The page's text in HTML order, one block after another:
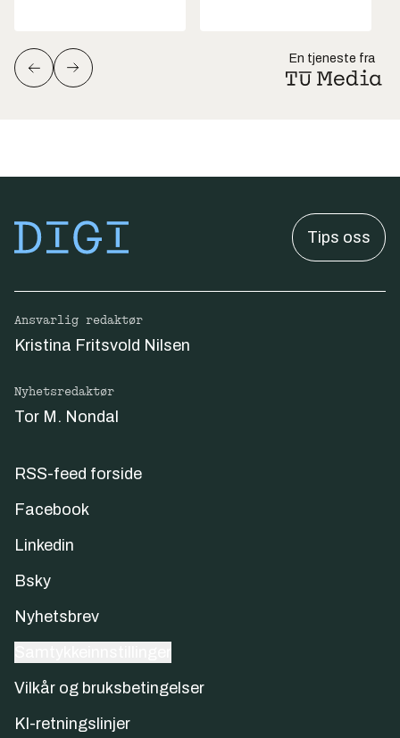
En tjeneste fra
Tips oss
Ansvarlig redaktør
Kristina Fritsvold Nilsen
Nyhetsredaktør
Tor M. Nondal
RSS-feed forside
Facebook
Linkedin
Bsky
Nyhetsbrev
Vilkår og bruksbetingelser
KI-retningslinjer